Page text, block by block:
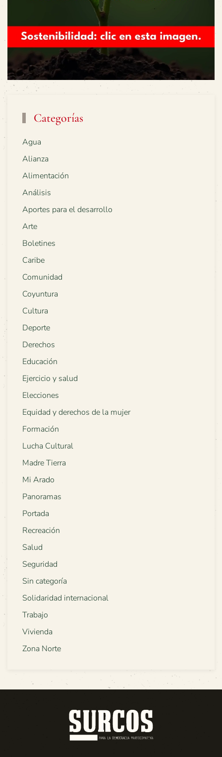
Categorías
Agua
Alianza
Alimentación
Análisis
Aportes para el desarrollo
Arte
Boletines
Caribe
Comunidad
Coyuntura
Cultura
Deporte
Derechos
Educación
Ejercicio y salud
Elecciones
Equidad y derechos de la mujer
Formación
Lucha Cultural
Madre Tierra
Mi Arado
Panoramas
Portada
Recreación
Salud
Seguridad
Sin categoría
Solidaridad internacional
Trabajo
Vivienda
Zona Norte